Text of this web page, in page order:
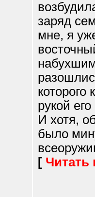
заряд
мне, я
рукой
И хотя,
было
[ Читать